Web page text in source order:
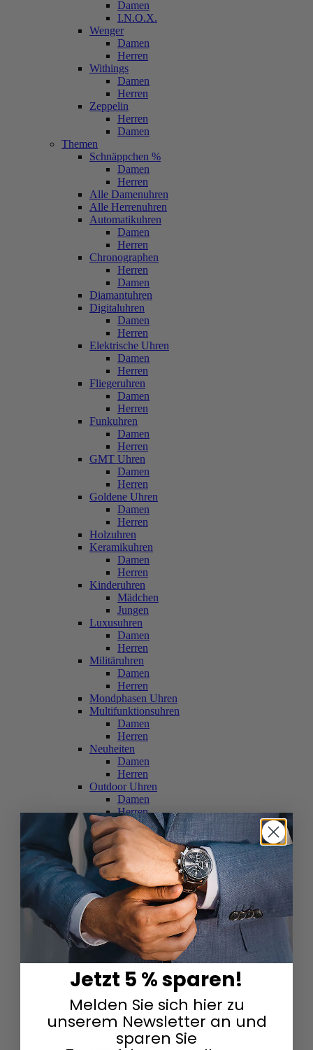
Damen
I.N.O.X.
Wenger
Damen
Herren
Withings
Damen
Herren
Zeppelin
Herren
Damen
Themen
Schnäppchen %
Damen
Herren
Alle Damenuhren
Alle Herrenuhren
Automatikuhren
Damen
Herren
Chronographen
Herren
Damen
Diamantuhren
Digitaluhren
Damen
Herren
Elektrische Uhren
Damen
Herren
Fliegeruhren
Damen
Herren
Funkuhren
Damen
Herren
GMT Uhren
Damen
Herren
Goldene Uhren
Damen
Herren
Holzuhren
Keramikuhren
Damen
Herren
Kinderuhren
Mädchen
Jungen
Luxusuhren
Damen
Herren
Militäruhren
Damen
Herren
Mondphasen Uhren
Multifunktionsuhren
Damen
Herren
Neuheiten
Damen
Herren
Outdoor Uhren
Damen
Herren
Schweizer Uhren
Damen
Herren
Skelettuhren
Damen
Herren
Smartwatches
Damen
Herren
Solaruhren
Herren
Damen
Sportuhren
Damen
Herren
Swarovski & Edelsteine
Damen
Herren
Jetzt 5 % sparen!
Melden Sie sich hier zu
unserem Newsletter an und
sparen Sie